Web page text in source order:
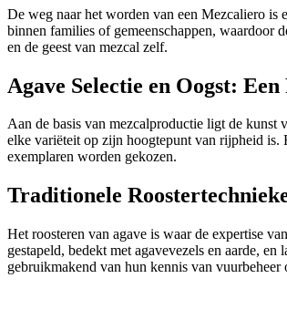
De weg naar het worden van een Mezcaliero is
binnen families of gemeenschappen, waardoor
en de geest van mezcal zelf.
Agave Selectie en Oogst:
Aan de basis van mezcalproductie ligt de kunst
elke variëteit op zijn hoogtepunt van rijpheid is.
exemplaren worden gekozen.
Traditionele
Het roosteren van agave is waar de expertise
gestapeld, bedekt met agavevezels en aarde,
gebruikmakend van hun kennis van vuurbeheer